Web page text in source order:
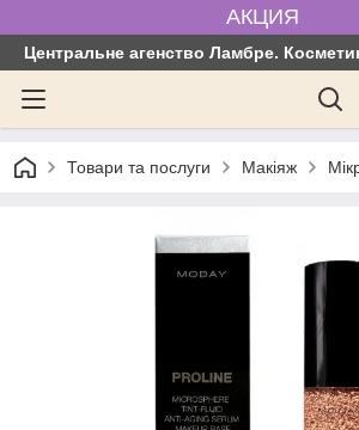
АКЦИЯ
Центральне агенство Ламбре.
Товари та послуги Макіяж